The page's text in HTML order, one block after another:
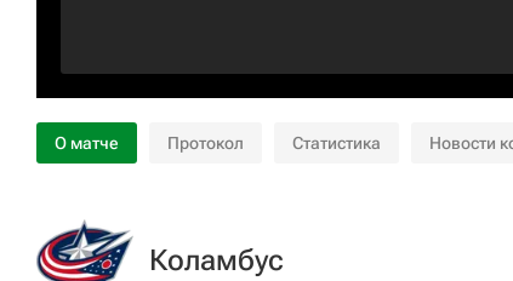
О матче Протокол Статистика Новости
Коламбус